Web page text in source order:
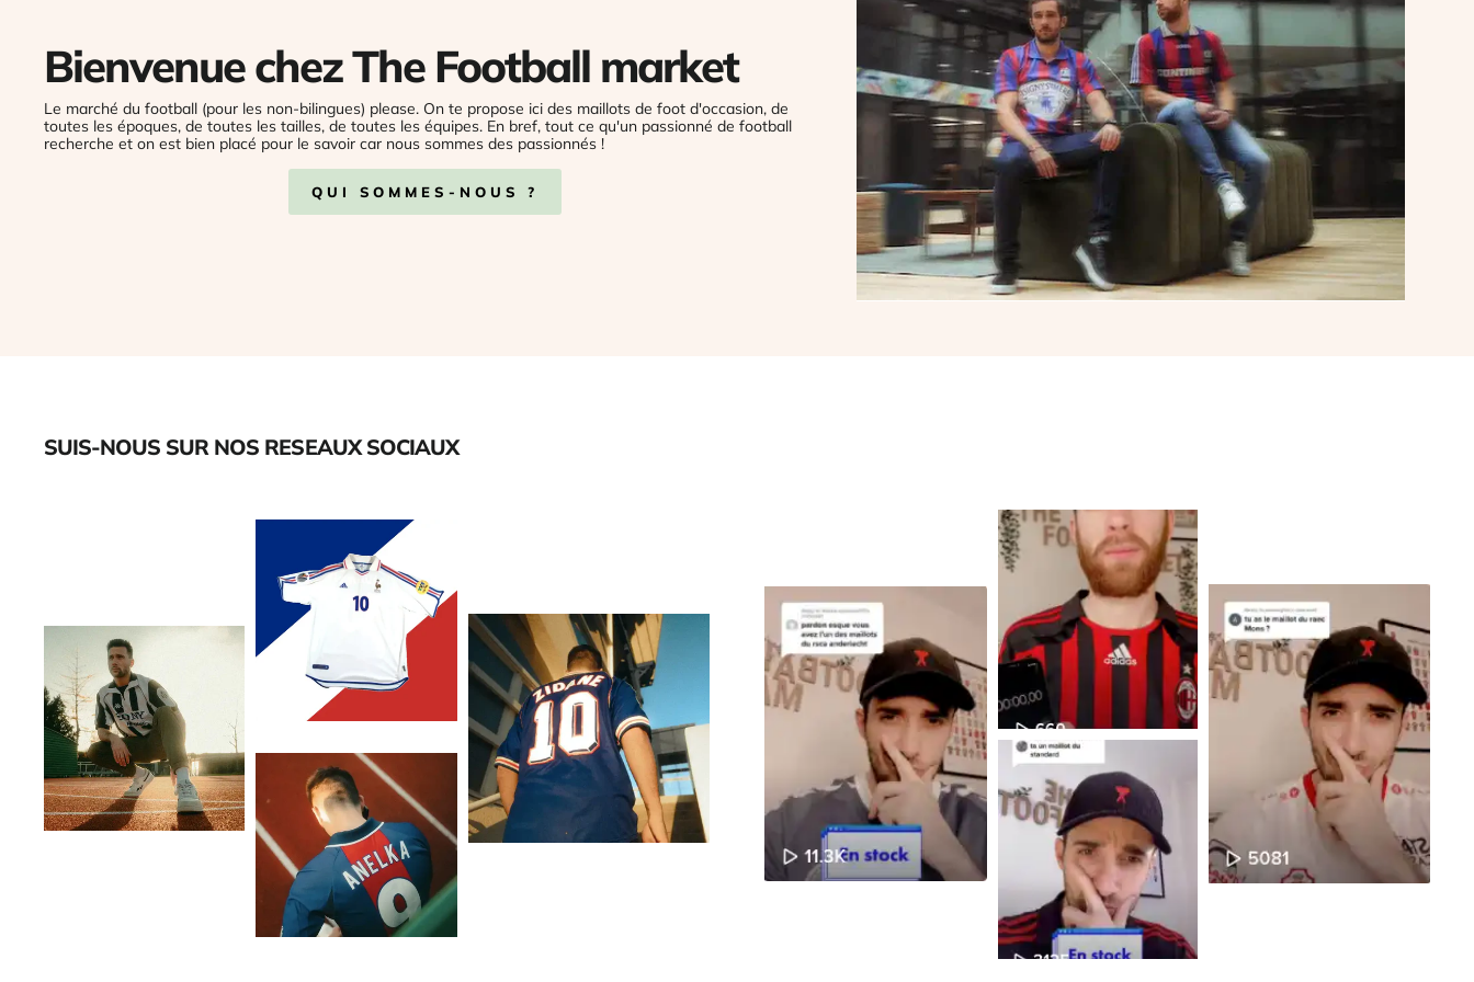
Bienvenue chez The Football market
Le marché du football (pour les non-bilingues) please. On te propose ici des maillots de foot d'occasion, de
toutes les époques, de toutes les tailles, de toutes les équipes. En bref, tout ce qu'un passionné de football
recherche et on est bien placé pour le savoir car nous sommes des passionnés !
QUI SOMMES-NOUS ?
SUIS-NOUS SUR NOS RESEAUX SOCIAUX